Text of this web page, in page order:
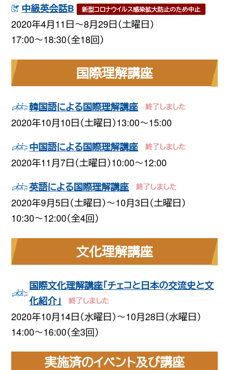
中級英会話B
新型コロナウイルス感染拡大防止のため中止
2020年4月11日〜8月29日（土曜日）
17:00〜18:30（全18回）
国際理解講座
韓国語による国際理解講座
2020年10月10日（土曜日）13:00〜15:00
中国語による国際理解講座
2020年11月7日（土曜日）10:00〜12:00
英語による国際理解講座
2020年9月5日（土曜日）〜10月3日（土曜日）
10:30〜12:00（全4回）
文化理解講座
国際文化理解講座「チェコと日本の交流史と文
化紹介」
2020年10月14日（水曜日）〜10月28日（水曜日）
14:00〜16:00（全3回）
実施済のイベント及び講座